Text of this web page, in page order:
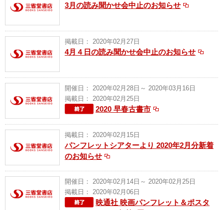
3月の読み聞かせ会中止のお知らせ
掲載日： 2020年02月27日
4月４日の読み聞かせ会中止のお知らせ
開催日： 2020年02月28日～ 2020年03月16日
掲載日： 2020年02月25日
2020 早春古書市
掲載日： 2020年02月15日
パンフレットシアターより 2020年2月分新着
のお知らせ
開催日： 2020年02月14日～ 2020年02月25日
掲載日： 2020年02月06日
映通社 映画パンフレット＆ポスタ